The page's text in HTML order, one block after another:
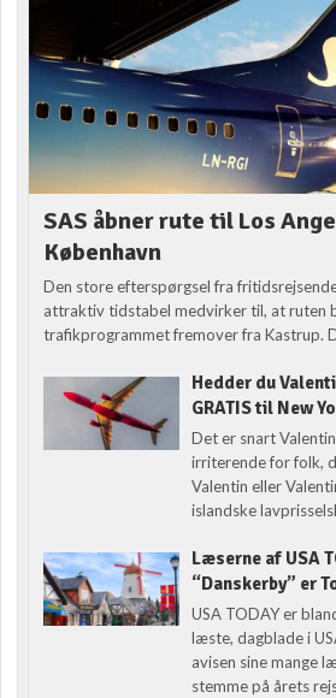
SAS åbner rute til Los
København
Den store efterspørgsel fra
attraktiv tidstabel medvirker til, at ruten
trafikprogrammet fremover fra Kastrup.
Hedder du
GRATIS til New
Det er snart
irriterende for folk,
Valentin eller
islandske
Læserne af USA
“Danskerby” er
USA TODAY er
læste, dagblade i
avisen sine mange
stemme på årets